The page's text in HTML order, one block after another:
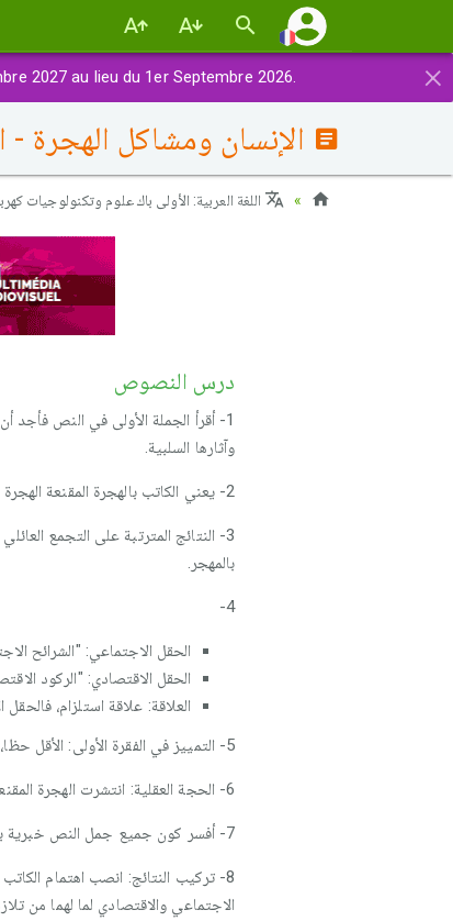
×
2027 au lieu du 1er Septembre 2026.
الإنسان ومشاكل الهجرة
اللغة العربية: الأولى باك علوم وتكنولوجيات
درس النصوص
1- أقرأ الجملة الأولى في النص فأجد
وآثارها السلبية.
2- يعني الكاتب بالهجرة المقنعة الهجرة السرية التي دفعت إليها ظروف اقتصادية واجتماعية في البلدان المستقبلة.
3- النتائج المترتبة على التجمع
بالمهجر.
4-
الحقل الاجتماعي: "الشرائح
الحقل الاقتصادي: "الركود
العلاقة: علاقة استلزام،
5- التمييز في الفقرة الأولى: الأقل حظا، الأقل دخلا، أما وظيفة التمييز فهي المقارنة بين المهاجر المغاربي وغيره من مواطني الدول الأوربية.
6- الحجة العقلية: انتشرت الهجرة المقنعة لأن أسواق الشغل بأوربا وعزوف العمال الأوربيين عن بعض الأشغال شجعا على ذلك.
7- أفسر كون جميع جمل النص خبرية بطبيعة موضوع النص الإخبارية.
8- تركيب النتائج: انصب اهتمام
الاجتماعي والاقتصادي لما لهما من